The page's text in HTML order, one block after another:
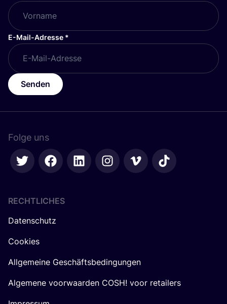
E-Mail-Adresse *
Senden
Folge uns
RECHTLICHES
Datenschutz
Cookies
Allgemeine Geschäftsbedingungen
Algemene voorwaarden COSH! voor retailers